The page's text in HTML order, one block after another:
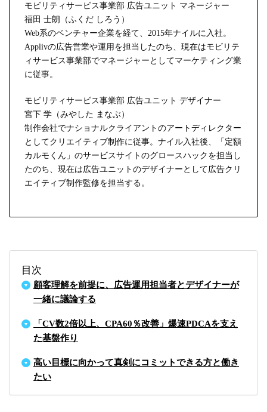
モビリティサービス事業部 広告ユニット マネージャー
福田 士朗（ふくだ しろう）
Web系のベンチャー企業を経て、2015年ナイルに入社。
Applivの広告営業や運用を担当したのち、現在はモビリテ
ィサービス事業部でマネージャーとしてマーケティング業
に従事。
モビリティサービス事業部 広告ユニット デザイナー
宮下 学（みやした まなぶ）
制作会社でナショナルクライアントのアートディレクター
としてクリエイティブ制作に従事。ナイル入社後、「定額
カルモくん」のサービスサイトのグロースハックを担当し
たのち、現在は広告ユニットのデザイナーとして広告クリ
エイティブ制作監修を担当する。
目次
顧客理解を前提に、広告運用担当者とデザイナーが
一緒に議論する
「CV数2倍以上、CPA60％改善」爆速PDCAを支え
た基盤作り
高い目標に向かって真剣にコミットできる方と働き
たい